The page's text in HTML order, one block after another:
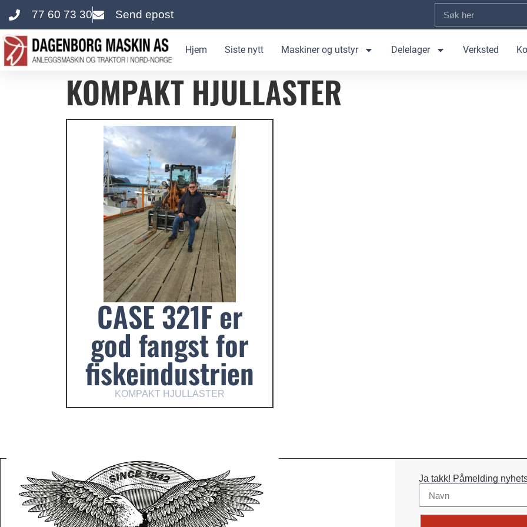
innholdet77 60 73 30 Send epost
Hjem Siste nytt Maskiner og utstyr Delelager Verksted
KOMPAKT HJULLASTER
CASE 321F er
god fangst for
fiskeindustrien
KOMPAKT HJULLASTER
Ja takk! Påmelding